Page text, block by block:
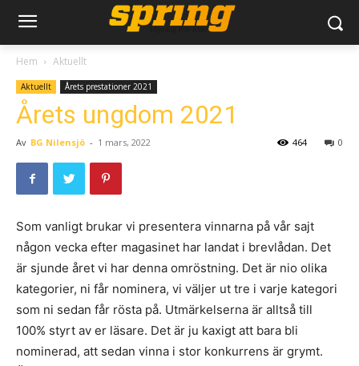
Hem Aktuellt
Aktuellt Årets prestationer 2021
Årets ungdom 2021
Av BG Nilensjö - 1 mars, 2022 0
464
Som vanligt brukar vi presentera vinnarna på vår sajt
någon vecka efter magasinet har landat i brevlådan. Det
är sjunde året vi har denna omröstning. Det är nio olika
kategorier, ni får nominera, vi väljer ut tre i varje kategori
som ni sedan får rösta på. Utmärkelserna är alltså till
100% styrt av er läsare. Det är ju kaxigt att bara bli
nominerad, att sedan vinna i stor konkurrens är grymt.